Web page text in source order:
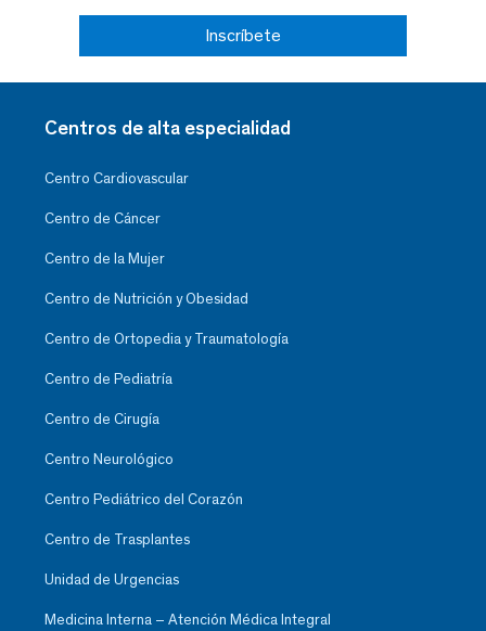
Inscríbete
Centros de alta especialidad
Centro Cardiovascular
Centro de Cáncer
Centro de la Mujer
Centro de Nutrición y Obesidad
Centro de Ortopedia y Traumatología
Centro de Pediatría
Centro de Cirugía
Centro Neurológico
Centro Pediátrico del Corazón
Centro de Trasplantes
Unidad de Urgencias
Medicina Interna – Atención Médica Integral